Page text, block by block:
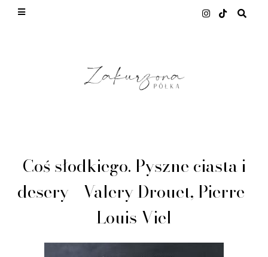
Coś słodkiego. Pyszne ciasta i
desery - Valery Drouet, Pierre-
Louis Viel
This site uses cookies from Google to deliver its
quality of service, generate usage statistics, and
to detect and address abuse.
LEARN MORE